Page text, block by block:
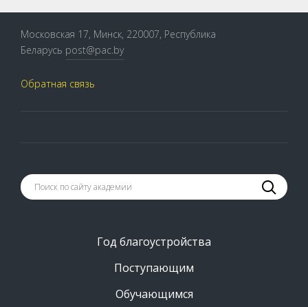
Московская 17, Минск, 220007, Республика
Беларусь post@pac.by
Обратная связь
Год благоустройства
Поступающим
Обучающимся